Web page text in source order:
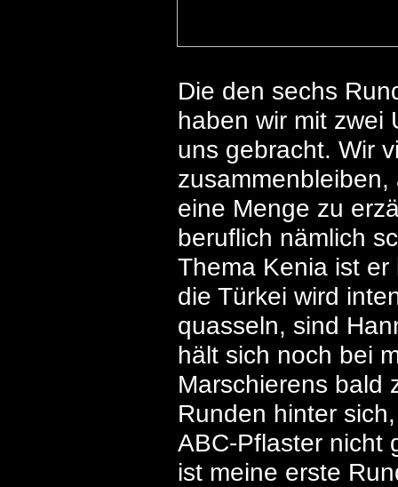
Die den sechs
haben wir mit zwei
uns gebracht. Wir
eine Menge zu
beruflich nämlich
Thema Kenia ist
die Türkei wird
quasseln, sind
hält sich noch bei
Marschierens bald
Runden hinter
ABC-Pflaster nicht
ist meine erste